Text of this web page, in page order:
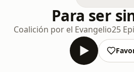
Para ser
Coalición por el Evangelio25